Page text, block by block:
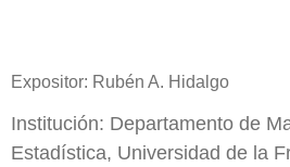
Expositor: Rubén A. Hidalgo
Institución: Departamento de
Estadística, Universidad de la